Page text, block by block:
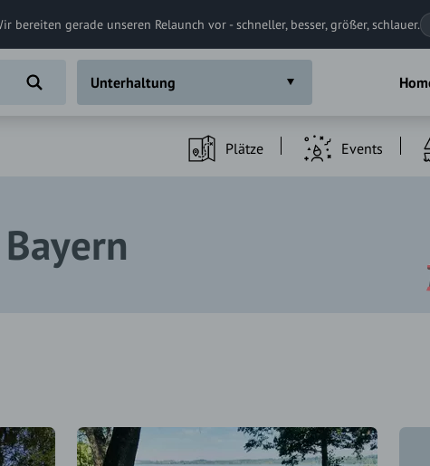
bereiten gerade unseren Relaunch vor - schneller, besser, größer, schlauer.
Unterhaltung
Plätze Events